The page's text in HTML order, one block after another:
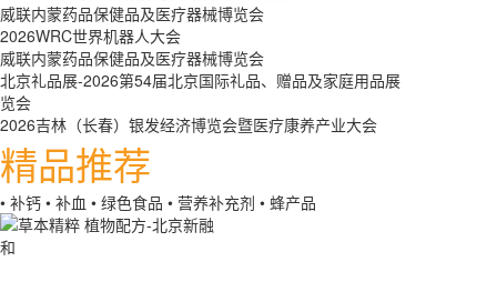
威联内蒙药品保健品及医疗器械博览会
2026WRC世界机器人大会
威联内蒙药品保健品及医疗器械博览会
北京礼品展-2026第54届北京国际礼品、赠品及家庭用品展
览会
2026吉林（长春）银发经济博览会暨医疗康养产业大会
精品推荐
• 补钙 • 补血 • 绿色食品 • 营养补充剂 • 蜂产品